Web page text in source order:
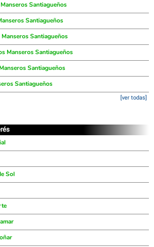
Santiagueños
Santiagueños
Manseros Santiagueños
Manseros Santiagueños
Santiagueños
Santiagueños
[ver todas]
Sol